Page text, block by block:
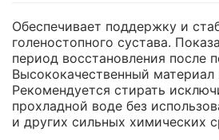
Обеспечивает поддержку и
голеностопного сустава.
период восстановления после
Высококачественный материал
Рекомендуется стирать
прохладной воде без
и других сильных химических